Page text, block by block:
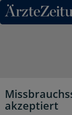
Direkt zum
akzeptiert